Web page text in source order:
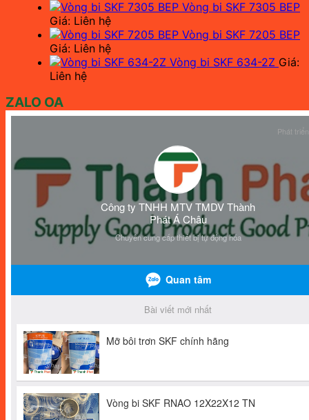
Vòng bi SKF 7305 BEP
Giá: Liên hệ
Vòng bi SKF 7205 BEP
Giá: Liên hệ
Vòng bi SKF 634-2Z Giá:
Liên hệ
ZALO OA